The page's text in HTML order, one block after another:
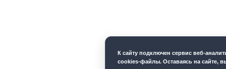
К cайту подключен сервис веб-
cookies-файлы. Оставаясь на сайте,